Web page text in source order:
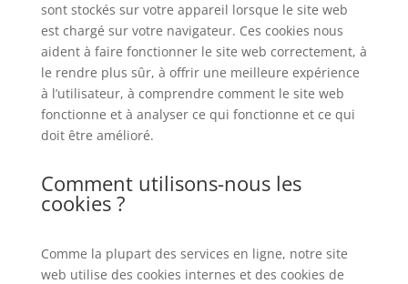
sont stockés sur votre appareil lorsque le site web
est chargé sur votre navigateur. Ces cookies nous
aident à faire fonctionner le site web correctement, à
le rendre plus sûr, à offrir une meilleure expérience
à l’utilisateur, à comprendre comment le site web
fonctionne et à analyser ce qui fonctionne et ce qui
doit être amélioré.
Comment utilisons-nous les
cookies ?
Comme la plupart des services en ligne, notre site
web utilise des cookies internes et des cookies de